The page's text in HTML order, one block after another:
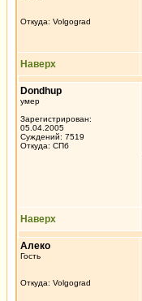
Откуда: Volgograd
Наверх
Dondhup
умер
Зарегистрирован:
05.04.2005
Суждений: 7519
Откуда: СПб
Наверх
Алеко
Гость
Откуда: Volgograd